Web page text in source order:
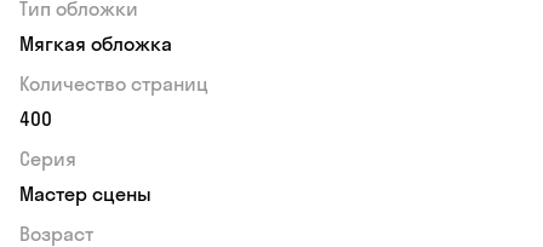
Тип обложки
Мягкая обложка
Количество страниц
400
Серия
Мастер сцены
Возраст